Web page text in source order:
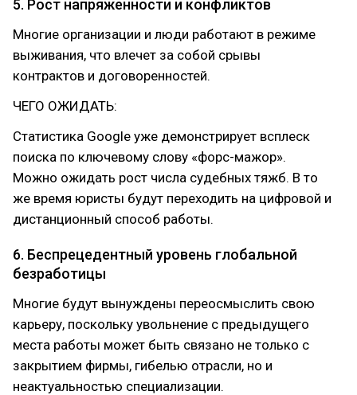
5. Рост напряженности и конфликтов
Многие организации и люди работают в режиме
выживания, что влечет за собой срывы
контрактов и договоренностей.
ЧЕГО ОЖИДАТЬ:
Статистика Google уже демонстрирует всплеск
поиска по ключевому слову «форс-мажор».
Можно ожидать рост числа судебных тяжб. В то
же время юристы будут переходить на цифровой и
дистанционный способ работы.
6. Беспрецедентный уровень глобальной
безработицы
Многие будут вынуждены переосмыслить свою
карьеру, поскольку увольнение с предыдущего
места работы может быть связано не только с
закрытием фирмы, гибелью отрасли, но и
неактуальностью специализации.